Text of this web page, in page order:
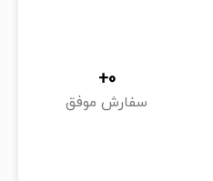
سفارش موفق
0
+